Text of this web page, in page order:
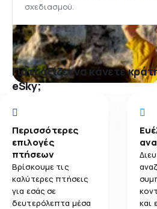
σχεδιασμού.
Γιατί αξίζει να κάνετε
eSky;
Περισσότερες
επιλογές
πτήσεων
Βρίσκουμε τις
καλύτερες πτήσεις
για εσάς σε
δευτερόλεπτα μέσα
και